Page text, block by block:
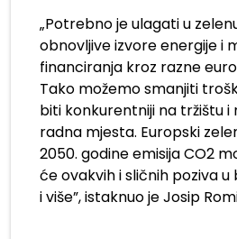
„Potrebno je ulagati u
obnovljive izvore energije i
financiranja kroz razne
Tako možemo smanjiti
biti konkurentniji na tržištu
radna mjesta. Europski
2050. godine emisija CO2
će ovakvih i sličnih poziva
i više”, istaknuo je Josip